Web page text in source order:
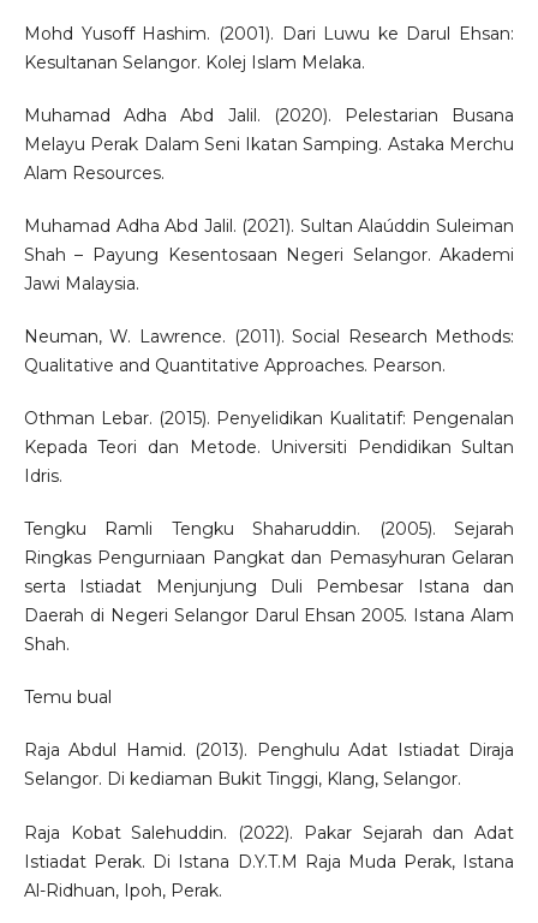
Mohd Yusoff Hashim. (2001). Dari Luwu ke Darul Ehsan:
Kesultanan Selangor. Kolej Islam Melaka.
Muhamad Adha Abd Jalil. (2020). Pelestarian Busana
Melayu Perak Dalam Seni Ikatan Samping. Astaka Merchu
Alam Resources.
Muhamad Adha Abd Jalil. (2021). Sultan Alaúddin Suleiman
Shah – Payung Kesentosaan Negeri Selangor. Akademi
Jawi Malaysia.
Neuman, W. Lawrence. (2011). Social Research Methods:
Qualitative and Quantitative Approaches. Pearson.
Othman Lebar. (2015). Penyelidikan Kualitatif: Pengenalan
Kepada Teori dan Metode. Universiti Pendidikan Sultan
Idris.
Tengku Ramli Tengku Shaharuddin. (2005). Sejarah
Ringkas Pengurniaan Pangkat dan Pemasyhuran Gelaran
serta Istiadat Menjunjung Duli Pembesar Istana dan
Daerah di Negeri Selangor Darul Ehsan 2005. Istana Alam
Shah.
Temu bual
Raja Abdul Hamid. (2013). Penghulu Adat Istiadat Diraja
Selangor. Di kediaman Bukit Tinggi, Klang, Selangor.
Raja Kobat Salehuddin. (2022). Pakar Sejarah dan Adat
Istiadat Perak. Di Istana D.Y.T.M Raja Muda Perak, Istana
Al-Ridhuan, Ipoh, Perak.